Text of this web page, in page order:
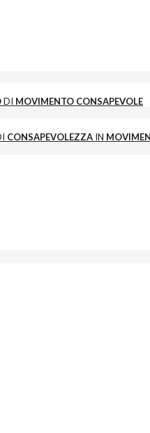
DI MOVIMENTO CONSAPEVOLE
CONSAPEVOLEZZA IN